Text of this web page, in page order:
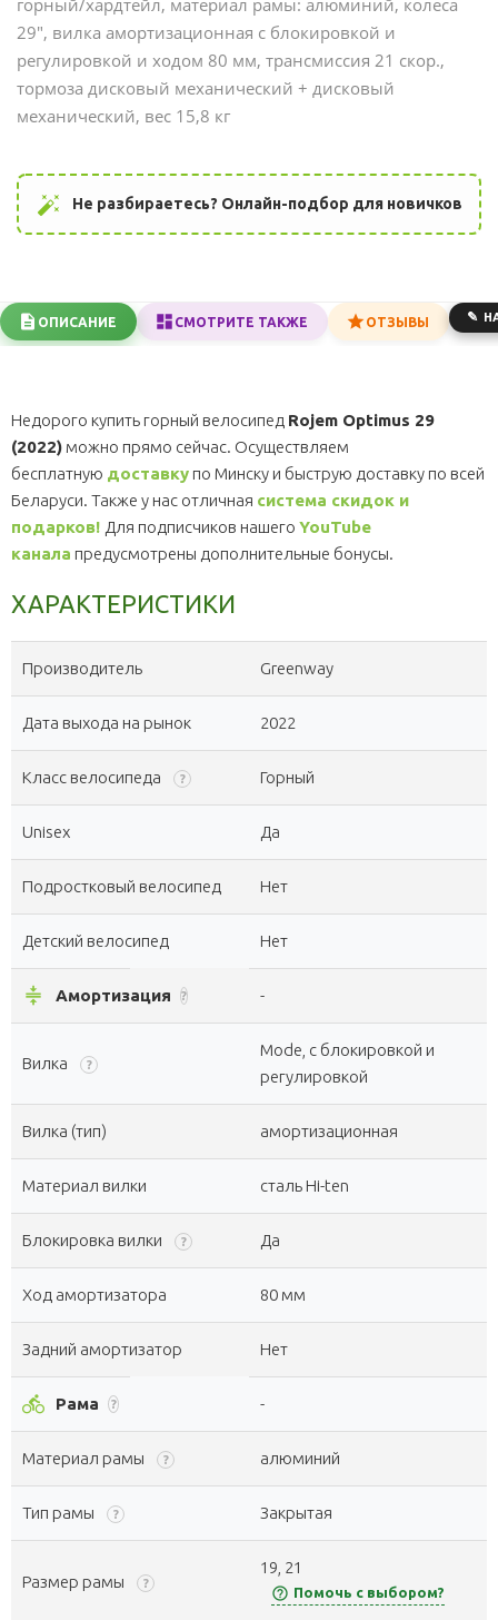
горный/хардтейл, материал рамы: алюминий, колеса
29", вилка амортизационная с блокировкой и
регулировкой и ходом 80 мм, трансмиссия 21 скор.,
тормоза дисковый механический + дисковый
механический, вес 15,8 кг
auto_fix_high Не разбираетесь? Онлайн-подбор для новичков
ОПИСАНИЕ СМОТРИТЕ ТАКЖЕ ОТЗЫВЫ
Недорого купить горный велосипед Rojem Optimus 29
(2022) можно прямо сейчас. Осуществляем
бесплатную доставку по Минску и быструю доставку по всей
Беларуси. Также у нас отличная система скидок и
подарков! Для подписчиков нашего YouTube
канала предусмотрены дополнительные бонусы.
ХАРАКТЕРИСТИКИ
Производитель Greenway
Дата выхода на рынок 2022
Класс велосипеда ? Горный
Unisex Да
Подростковый велосипед Нет
Детский велосипед Нет
compress Амортизация ? -
Вилка ?
Mode, с блокировкой и
регулировкой
Вилка (тип) амортизационная
Материал вилки сталь Hi-ten
Блокировка вилки ? Да
Ход амортизатора 80 мм
Задний амортизатор Нет
directions_bike Рама ? -
Материал рамы ? алюминий
Тип рамы ? Закрытая
Размер рамы ?
19, 21
help_outline Помочь с выбором?